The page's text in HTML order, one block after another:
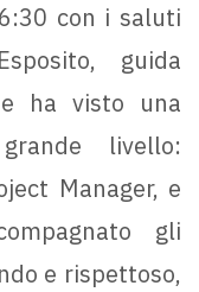
con i saluti
guida
ha visto una
livello:
Manager, e
gli
e rispettoso,